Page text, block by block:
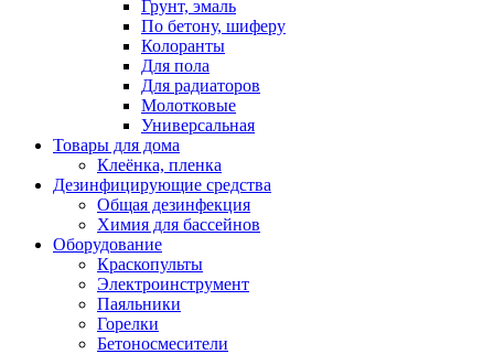
Грунт, эмаль
По бетону, шиферу
Колоранты
Для пола
Для радиаторов
Молотковые
Универсальная
Товары для дома
Клеёнка, пленка
Дезинфицирующие средства
Общая дезинфекция
Химия для бассейнов
Оборудование
Краскопульты
Электроинструмент
Паяльники
Горелки
Бетоносмесители